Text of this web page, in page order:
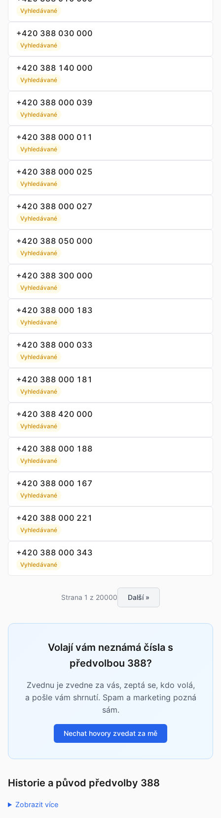
Vyhledávané
+420 388 030 000
Vyhledávané
+420 388 140 000
Vyhledávané
+420 388 000 039
Vyhledávané
+420 388 000 011
Vyhledávané
+420 388 000 025
Vyhledávané
+420 388 000 027
Vyhledávané
+420 388 050 000
Vyhledávané
+420 388 300 000
Vyhledávané
+420 388 000 183
Vyhledávané
+420 388 000 033
Vyhledávané
+420 388 000 181
Vyhledávané
+420 388 420 000
Vyhledávané
+420 388 000 188
Vyhledávané
+420 388 000 167
Vyhledávané
+420 388 000 221
Vyhledávané
+420 388 000 343
Vyhledávané
Strana 1 z 20000 Další »
Volají vám neznámá čísla s
předvolbou 388?
Zvednu je zvedne za vás, zeptá se, kdo volá,
a pošle vám shrnutí. Spam a marketing pozná
sám.
Nechat hovory zvedat za mě
Historie a původ předvolby 388
Zobrazit více